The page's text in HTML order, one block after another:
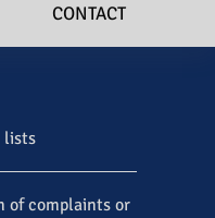
CONTACT
lists
of complaints or